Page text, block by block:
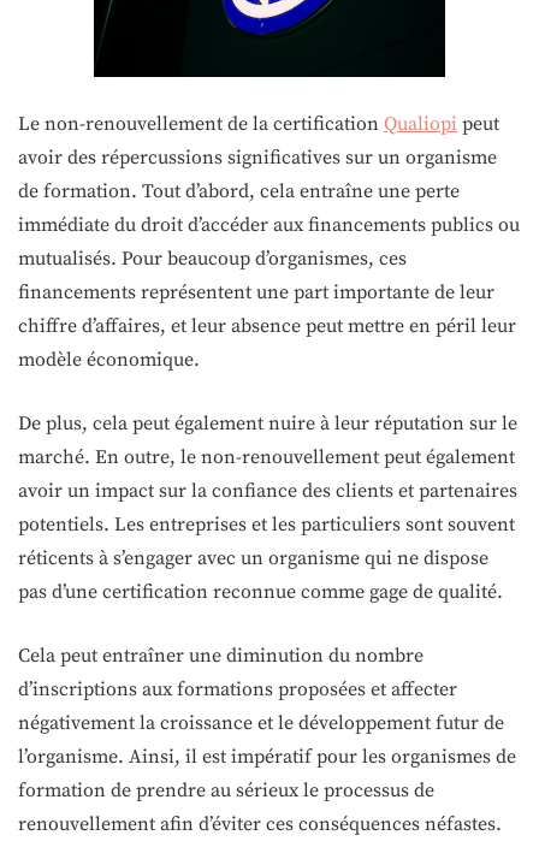
Le non-renouvellement de la certification Qualiopi peut
avoir des répercussions significatives sur un organisme
de formation. Tout d’abord, cela entraîne une perte
immédiate du droit d’accéder aux financements publics ou
mutualisés. Pour beaucoup d’organismes, ces
financements représentent une part importante de leur
chiffre d’affaires, et leur absence peut mettre en péril leur
modèle économique.
De plus, cela peut également nuire à leur réputation sur le
marché. En outre, le non-renouvellement peut également
avoir un impact sur la confiance des clients et partenaires
potentiels. Les entreprises et les particuliers sont souvent
réticents à s’engager avec un organisme qui ne dispose
pas d’une certification reconnue comme gage de qualité.
Cela peut entraîner une diminution du nombre
d’inscriptions aux formations proposées et affecter
négativement la croissance et le développement futur de
l’organisme. Ainsi, il est impératif pour les organismes de
formation de prendre au sérieux le processus de
renouvellement afin d’éviter ces conséquences néfastes.